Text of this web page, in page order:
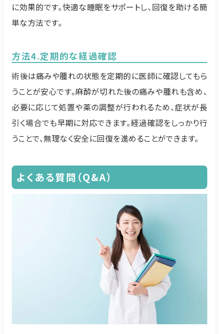
に効果的です。快適な睡眠をサポートし、回復を助ける簡
単な方法です。
方法4.定期的な経過確認
術後は痛みや腫れの状態を定期的に医師に確認してもら
うことが安心です。麻酔が切れた後の痛みや腫れも含め、
必要に応じて処置や薬の調整が行われるため、症状が長
引く場合でも早期に対応できます。経過確認をしっかり行
うことで、無理なく安全に回復を進めることができます。
よくある質問（Q&A）